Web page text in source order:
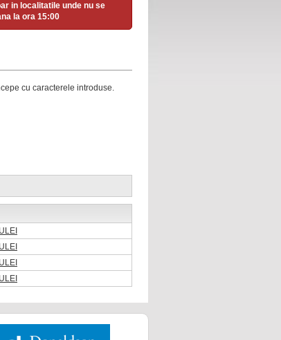
in localitatile unde nu se
la ora 15:00
cu caracterele introduse.